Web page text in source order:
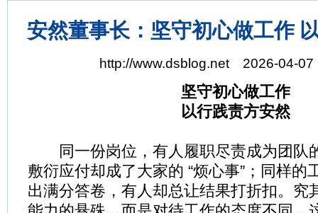
安然董事长：坚守初心做工作
http://www.dsblog.net 2026-04-07
坚守初心做工作
以行践责方安然
同一份岗位，有人履职尽责成为团队
敷衍应付却成了大家的 “烦心事”；同样的
出满分答卷，有人却总让结果打折扣。究